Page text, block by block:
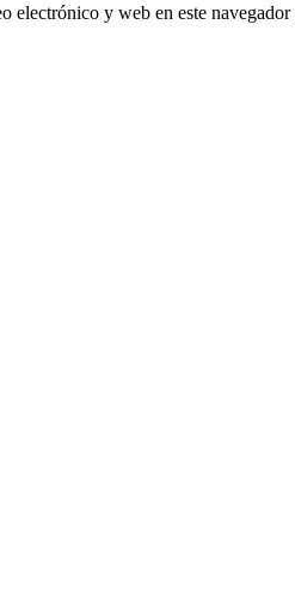
electrónico y web en este